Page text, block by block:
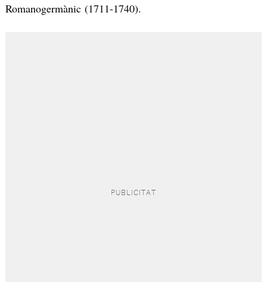
Romanogermànic (1711-1740).